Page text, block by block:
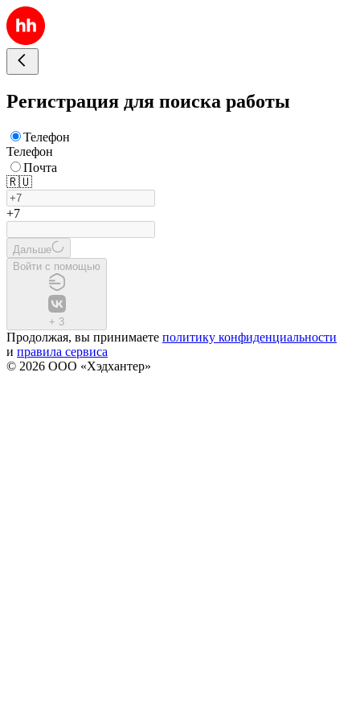
Регистрация для поиска работы
Телефон
Телефон
Почта
🇷🇺
+7
Дальше
Войти с помощью
+ 3
Продолжая, вы принимаете политику конфиденциальности
и правила сервиса
© 2026 ООО «Хэдхантер»